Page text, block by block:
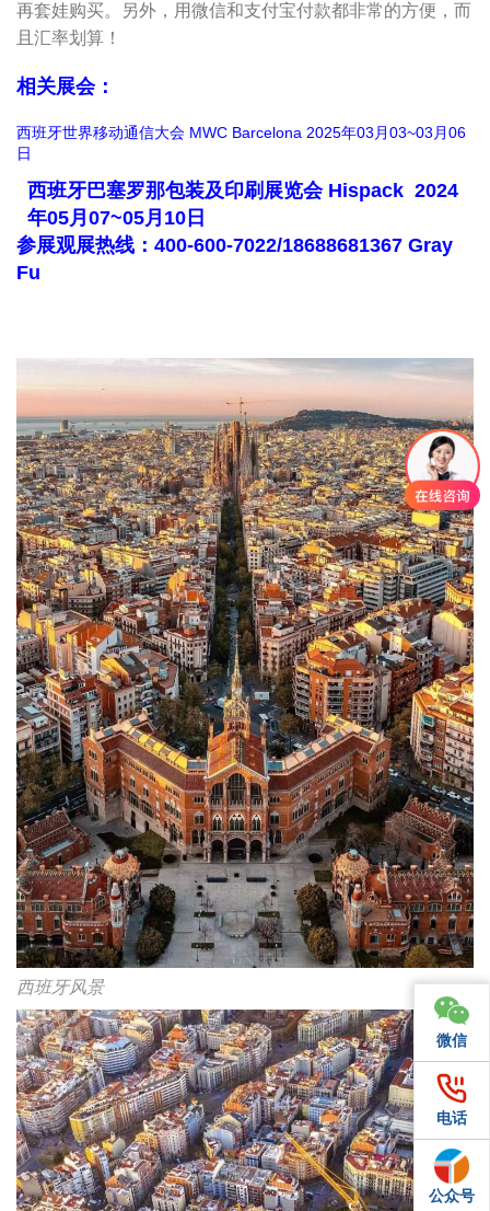
再套娃购买。另外，用微信和支付宝付款都非常的方便，而
且汇率划算！
相关展会：
西班牙世界移动通信大会 MWC Barcelona 2025年03月03~03月06
日
西班牙巴塞罗那包装及印刷展览会 Hispack 2024
年05月07~05月10日
参展观展热线：400-600-7022/18688681367 Gray
Fu
西班牙风景
微信
电话
QQ
微信
电话
公众号